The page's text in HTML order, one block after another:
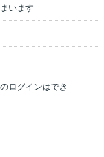
います
ログインはでき